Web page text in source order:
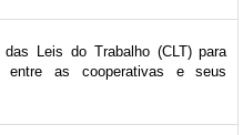
Leis do Trabalho (CLT) para
entre as cooperativas e seus